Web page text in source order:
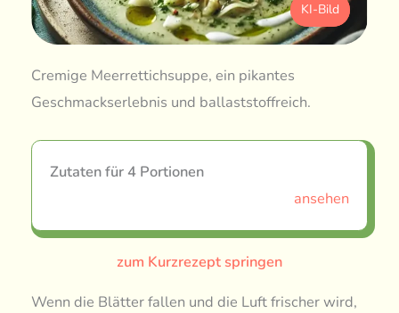
KI-Bild
Cremige Meerrettichsuppe, ein pikantes
Geschmackserlebnis und ballaststoffreich.
Zutaten für 4 Portionen
ansehen
zum Kurzrezept springen
Wenn die Blätter fallen und die Luft frischer wird,